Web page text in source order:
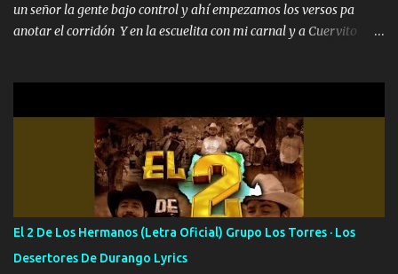
un señor la gente bajo control y ahí empezamos los versos pa
anotar el corridón Y en la escuelita con mi carnal y a Cuervito
camisa es color Verde y peleam0s la Bandera por todita a la ciudad
con los drones patrullando la Frontera De Tijuana Bulevares
Bellas Artes me ve en las blancas ya hace falta mi APA FLACO
verde se le extraña pa que sepan Aquí Pura GENTE DE LA RANA 🐸
POR CLAVE ES EL CALI 4 EN LA CIUDAD TIJUANA Música Al
tirante andamos mi carnal atento a cualquier necesidad no porque
se ve limpio el camino nos confiamos al andar y nunca con la
misma piedra me vuelvo a tropezar Cuando ando de enamorado
El 2 De Los Hermanos (Letra Oficial) Grupo Los Torres · Los
Desertores De Durango Lyrics